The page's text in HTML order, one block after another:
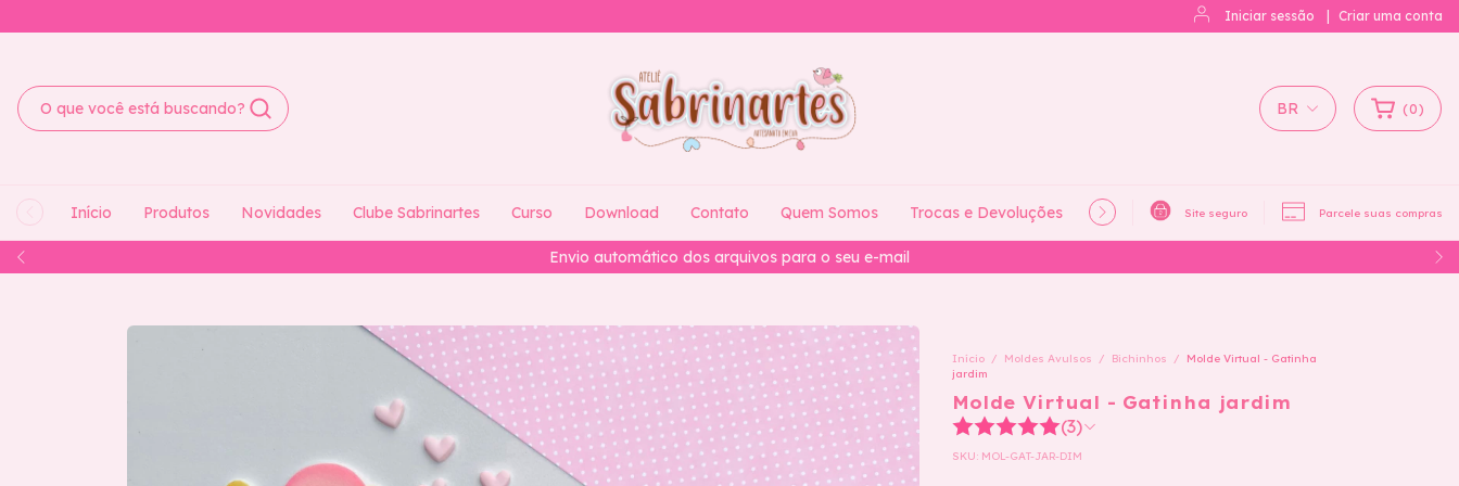
Iniciar sessão Criar uma conta
Você também pode acessá-los na pagina de Downloads
BR (0)
Início Produtos Novidades Clube Sabrinartes Curso Download Contato Quem Somos Trocas e Devoluções Política de Privacidade
Site seguro Parcele suas compras
Início / Moldes Avulsos / Bichinhos /
Molde Virtual - Gatinha
jardim
Molde Virtual - Gatinha jardim
(3)
SKU: MOL-GAT-JAR-DIM